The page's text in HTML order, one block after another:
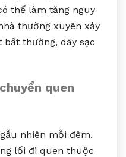
thể làm tăng nguy
thường xuyên xảy
thường, dây sạc
quen
nhiên mỗi đêm.
lối đi quen thuộc